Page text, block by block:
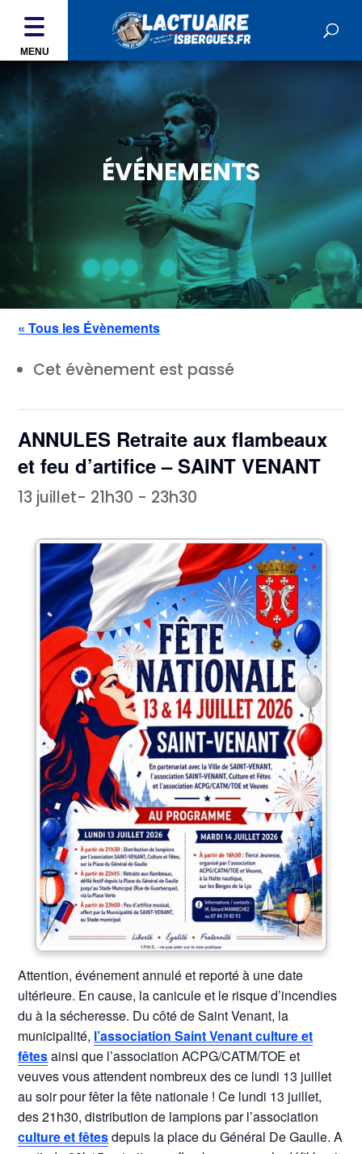
MENU
ÉVÉNEMENTS
« Tous les Évènements
Cet évènement est passé
ANNULES Retraite aux flambeaux
et feu d’artifice – SAINT VENANT
13 juillet- 21h30 - 23h30
Attention, événement annulé et reporté à une date
ultérieure. En cause, la canicule et le risque d’incendies
du à la sécheresse. Du côté de Saint Venant, la
municipalité, l’association Saint Venant culture et
fêtesainsi que l’association ACPG/CATM/TOE et
veuves vous attendent nombreux des ce lundi 13 juillet
au soir pour fêter la fête nationale ! Ce lundi 13 juillet,
des 21h30, distribution de lampions par l’association
culture et fêtesdepuis la place du Général De Gaulle. A